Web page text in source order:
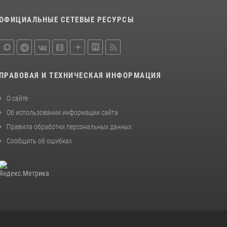
30 июля 2026, 08:00 1
В Челябинске росгвардейцы задержали
злоумышленников, напавших на бригаду
14 июля 2026, 12:20 1
конференция по обобщению боевого опыта
08 июля 2026, 07:01
СЕТЕВЫЕ РЕСУРСЫ
ПРАВОВАЯ И ТЕХНИЧЕСКАЯ ИНФОРМАЦИЯ
О сайте
Об использовании информации сайта
Правила обработки персональных данных
Сообщить об ошибках